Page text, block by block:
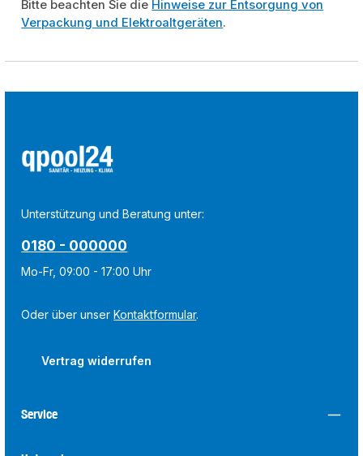
Bitte beachten Sie die Hinweise zur Entsorgung von
Verpackung und Elektroaltgeräten.
Unterstützung und Beratung unter:
0180 - 000000
Mo-Fr, 09:00 - 17:00 Uhr
Oder über unserKontaktformular.
Vertrag widerrufen
Service